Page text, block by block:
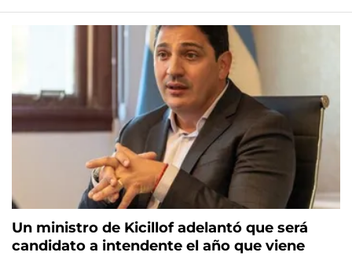
Un ministro de Kicillof adelantó que será
candidato a intendente el año que viene